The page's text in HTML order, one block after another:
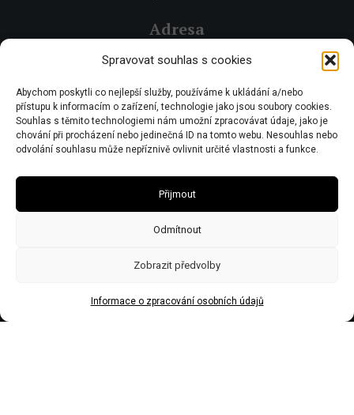
Spravovat souhlas s cookies
Abychom poskytli co nejlepší služby, používáme k ukládání a/nebo
přístupu k informacím o zařízení, technologie jako jsou soubory cookies.
Souhlas s těmito technologiemi nám umožní zpracovávat údaje, jako je
chování při procházení nebo jedinečná ID na tomto webu. Nesouhlas nebo
odvolání souhlasu může nepříznivě ovlivnit určité vlastnosti a funkce.
Přijmout
Odmítnout
Zobrazit předvolby
Informace o zpracování osobních údajů
Adresa
Chalupy: Černý Důl 543 44
Kancelář: Dolní Olešnice 32, 543 71
IČO 67446281 | DIČ CZ7506243437 | Obecní živnostenský úřad zn:
č.j.Ž/2578/08/Ry21953/3